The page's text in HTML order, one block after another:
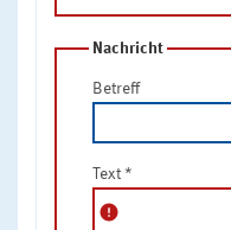
Nachricht
Betreff
Text *
error